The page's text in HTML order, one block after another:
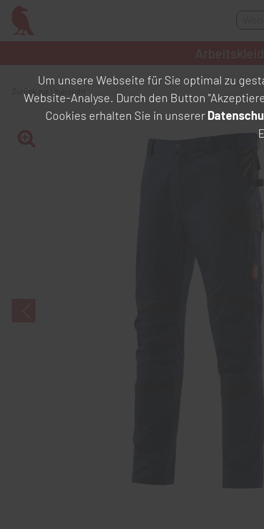
Zurück zur Übersicht
Um unsere Webseite für Sie optimal zu
Website-Analyse. Durch den Button
Cookies erhalten Sie in unserer